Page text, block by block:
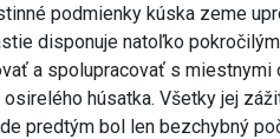
podmienky kúska zeme
disponuje natoľko
a spolupracovať s miestnymi
húsatka. Všetky jej
predtým bol len bezchybný